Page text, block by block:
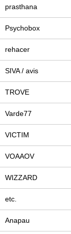
prasthana
Psychobox
rehacer
SIVA / avis
TROVE
Varde77
VICTIM
VOAAOV
WIZZARD
etc.
Anapau